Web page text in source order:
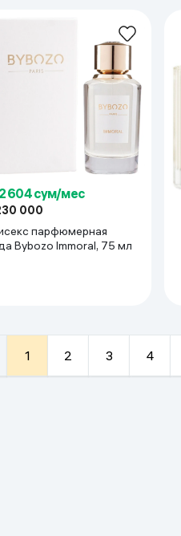
604 сум/мес
000
парфюмерная
Bybozo Immoral, 75 мл
1 2 3 4